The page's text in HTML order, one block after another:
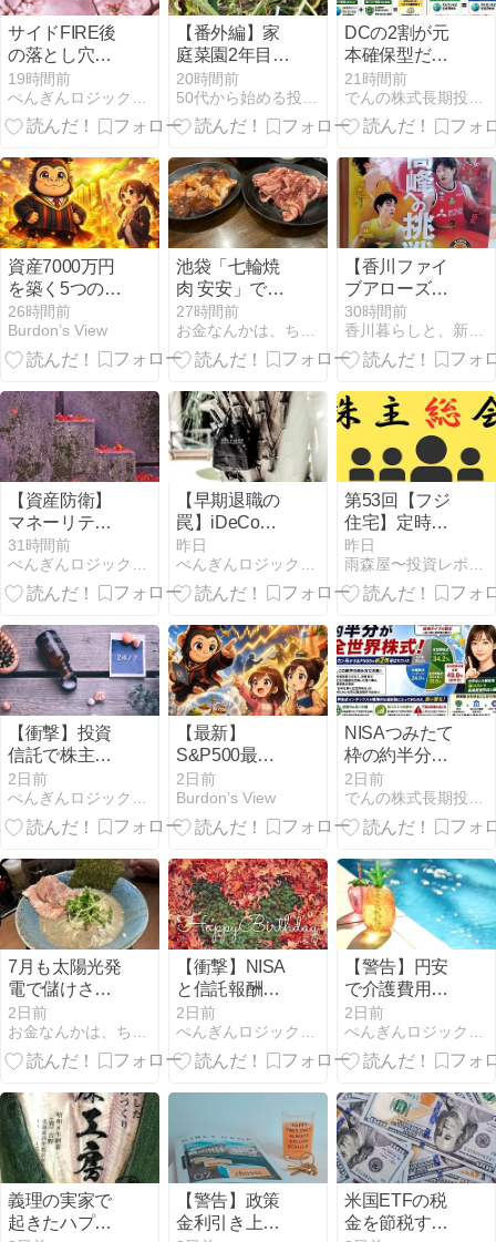
サイドFIRE後
の落とし穴！
確定拠出年金
と遺言の意外
な関係とは？
19時間前
【番外編】家
庭菜園2年目
メロン奇跡の
復活か！？
20時間前
DCの2割が元
本確保型だけ
で運用
21時間前
資産7000万円
を築く5つの変
化とメリット
26時間前
Burdon’s View
池袋「七輪焼
肉 安安」で焼
肉をいただき
ました。
27時間前
お金なんかは、ちょっとでイイのだ〜２
【香川ファイ
ブアローズ】
昨シーズンに
引き続き、ポ
スター貼りボ
行って来た
ぞ！
30時間前
香川暮らしと、新NISAを1,800万円積み立てる猫
【資産防衛】
マネーリテラ
シーを高めて
債券とグロー
ス株を賢く使
31時間前
ぺんぎんロジックFP講座
【早期退職の
罠】iDeCoの
税制優遇を最
大限に活用し
てFIREを実現
略
昨日
ぺんぎんロジックFP講座
第53回【フジ
住宅】定時株
主総会 本社ア
ネックスビル
2026.6.24
昨日
雨森屋〜投資レポート〜へっぽこマネタリストの投資日記
【衝撃】投資
信託で株主優
待は貰える？
所得税の意外
な落とし穴を
2日前
ぺんぎんロジックFP講座
【最新】
S&P500最高
値更新の裏で
起きている
「主役の交
レ時代の生存
戦略
2日前
Burdon’s View
NISAつみたて
枠の約半分が
全世界株式
2日前
でんの株式長期投資戦略
7月も太陽光発
電で儲けさせ
てもらいまし
た。
2日前
【衝撃】NISA
と信託報酬で
早期セミリタ
イア！資産形
成の賢い戦術
2日前
【警告】円安
で介護費用が
激増！今すぐ
身につけるべ
きマネーリテ
2日前
義理の実家で
起きたハプニ
【警告】政策
金利引き上げ
米国ETFの税
金を節税する